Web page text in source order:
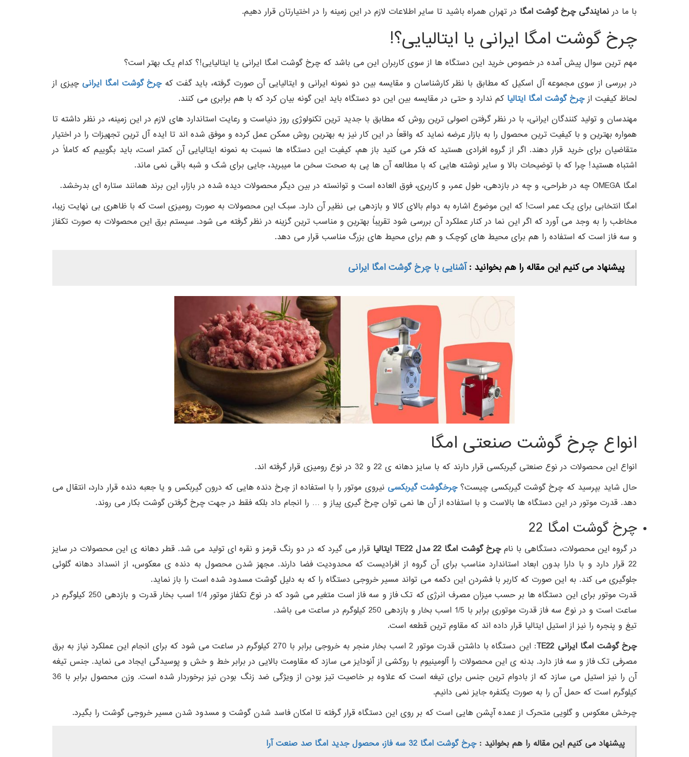
با ما درنمایندگی چرخ گوشت امگا در تهران همراه باشید تا سایر اطلاعات لازم در این زمینه را در اختیارتان قرار دهیم.
چرخ گوشت امگا ایرانی یا ایتالیایی؟!
مهم ترین سوال پیش آمده در خصوص خرید این دستگاه ها از سوی کاربران این می باشد که چرخ گوشت امگا ایرانی یا ایتالیایی!؟ کدام یک بهتر است؟
در بررسی از سوی مجموعه آل اسکیل که مطابق با نظر کارشناسان و مقایسه بین دو نمونه ایرانی و ایتالیایی آن صورت گرفته، باید گفت کهچرخ گوشت امگا ایرانی چیزی از
لحاظ کیفیت ازچرخ گوشت امگا ایتالیا کم ندارد و حتی در مقایسه بین این دو دستگاه باید این گونه بیان کرد که با هم برابری می کنند.
مهندسان و تولید کنندگان ایرانی، با در نظر گرفتن اصولی ترین روش که مطابق با جدید ترین تکنولوژی روز دنیاست و رعایت استاندارد های لازم در این زمینه، در نظر داشته تا
همواره بهترین و با کیفیت ترین محصول را به بازار عرضه نماید که واقعاً در این کار نیز به بهترین روش ممکن عمل کرده و موفق شده اند تا ایده آل ترین تجهیزات را در اختیار
متقاضیان برای خرید قرار دهند. اگر از گروه افرادی هستید که فکر می کنید باز هم، کیفیت این دستگاه ها نسبت به نمونه ایتالیایی آن کمتر است، باید بگوییم که کاملاً در
اشتباه هستید! چرا که با توضیحات بالا و سایر نوشته هایی که با مطالعه آن ها پی به صحت سخن ما میبرید، جایی برای شک و شبه باقی نمی ماند.
امگا OMEGA چه در طراحی، و چه در بازدهی، طول عمر، و کاربری، فوق العاده است و توانسته در بین دیگر محصولات دیده شده در بازار، این برند همانند ستاره ای بدرخشد.
امگا انتخابی برای یک عمر است! که این موضوع اشاره به دوام بالای کالا و بازدهی بی نظیر آن دارد. سبک این محصولات به صورت رومیزی است که با ظاهری بی نهایت زیبا،
مخاطب را به وجد می آورد که اگر این نما در کنار عملکرد آن بررسی شود تقریباً بهترین و مناسب ترین گزینه در نظر گرفته می شود. سیستم برق این محصولات به صورت تکفاز
و سه فاز است که استفاده را هم برای محیط های کوچک و هم برای محیط های بزرگ مناسب قرار می دهد.
پیشنهاد می کنیم این مقاله را هم بخوانید : آشنایی با چرخ گوشت امگا ایرانی
انواع چرخ گوشت صنعتی امگا
انواع این محصولات در نوع صنعتی گیربکسی قرار دارند که با سایز دهانه ی 22 و 32 در نوع رومیزی قرار گرفته اند.
حال شاید بپرسید که چرخ گوشت گیربکسی چیست؟چرخگوشت گیربکسی نیروی موتور را با استفاده از چرخ دنده هایی که درون گیربکس و یا جعبه دنده قرار دارد، انتقال می
دهد. قدرت موتور در این دستگاه ها بالاست و با استفاده از آن ها نمی توان چرخ گیری پیاز و … را انجام داد بلکه فقط در جهت چرخ گرفتن گوشت بکار می روند.
چرخ گوشت امگا 22
در گروه این محصولات، دستگاهی با نامچرخ گوشت امگا 22 مدل TE22 ایتالیا
قرار می گیرد که در دو رنگ قرمز و نقره ای تولید می شد. قطر دهانه ی این محصولات در سایز
22 قرار دارد و با دارا بدون ابعاد استاندارد مناسب برای آن گروه از افرادیست که محدودیت فضا دارند. مجهز شدن محصول به دنده ی معکوس، از انسداد دهانه گلوئی
جلوگیری می کند. به این صورت که کاربر با فشردن این دکمه می تواند مسیر خروجی دستگاه را که به دلیل گوشت مسدود شده است را باز نماید.
قدرت موتور برای این دستگاه ها بر حسب میزان مصرف انرژی که تک فاز و سه فاز است متغیر می شود که در نوع تکفاز موتور 1/4 اسب بخار قدرت و بازدهی 250 کیلوگرم در
ساعت است و در نوع سه فاز قدرت موتوری برابر با 1/5 اسب بخار و بازدهی 250 کیلوگرم در ساعت می باشد.
تیغ و پنجره را نیز از استیل ایتالیا قرار داده اند که مقاوم ترین قطعه است.
چرخ گوشت امگا ایرانی TE22
: این دستگاه با داشتن قدرت موتور 2 اسب بخار منجر به خروجی برابر با 270 کیلوگرم در ساعت می شود که برای انجام این عملکرد نیاز به برق
مصرفی تک فاز و سه فاز دارد. بدنه ی این محصولات را آلومینیوم با روکشی از آنودایز می سازد که مقاومت بالایی در برابر خط و خش و پوسیدگی ایجاد می نماید. جنس تیغه
آن را نیز استیل می سازد که از بادوام ترین جنس برای تیغه است که علاوه بر خاصیت تیز بودن از ویژگی ضد زنگ بودن نیز برخوردار شده است. وزن محصول برابر با 36
کیلوگرم است که حمل آن را به صورت یکنفره جایز نمی دانیم.
چرخش معکوس و گلویی متحرک از عمده آپشن هایی است که بر روی این دستگاه قرار گرفته تا امکان فاسد شدن گوشت و مسدود شدن مسیر خروجی گوشت را بگیرد.
پیشنهاد می کنیم این مقاله را هم بخوانید :چرخ گوشت امگا 32 سه فاز، محصول جدید امگا صد صنعت آرا